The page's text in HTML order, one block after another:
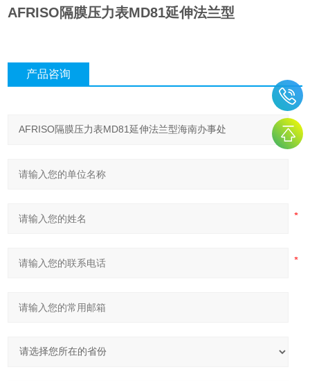
AFRISO隔膜压力表MD81延伸法兰型
产品咨询